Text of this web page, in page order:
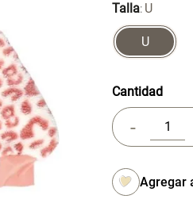
Talla: U
U
Cantidad
-